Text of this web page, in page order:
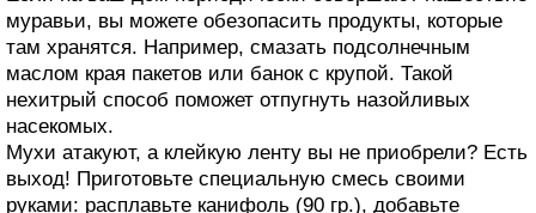
муравьи, вы можете обезопасить продукты, которые
там хранятся. Например, смазать подсолнечным
маслом края пакетов или банок с крупой. Такой
нехитрый способ поможет отпугнуть назойливых
насекомых.
Мухи атакуют, а клейкую ленту вы не приобрели? Есть
выход! Приготовьте специальную смесь своими
руками: расплавьте канифоль (90 гр.), добавьте